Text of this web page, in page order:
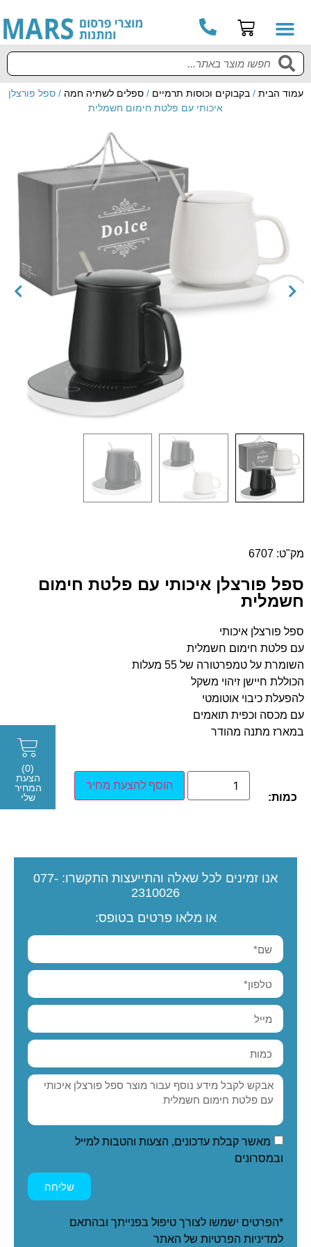
עמוד הבית /בקבוקים וכוסות תרמיים /ספלים לשתיה חמה / ספל פורצלן
איכותי עם פלטת חימום חשמלית
מק"ט: 6707
ספל פורצלן איכותי עם פלטת חימום
חשמלית
ספל פורצלן איכותי
עם פלטת חימום חשמלית
השומרת על טמפרטורה של 55 מעלות
הכוללת חיישן זיהוי משקל
להפעלת כיבוי אוטומטי
עם מכסה וכפית תואמים
במארז מתנה מהודר
כמות:
הוסף להצעת מחיר
אנו זמינים לכל שאלה והתייעצות התקשרו: 077-
2310026
או מלאו פרטים בטופס:
מאשר קבלת עדכונים, הצעות והטבות למייל
ובמסרונים
שליחה
*הפרטים ישמשו לצורך טיפול בפנייתך ובהתאם
למדיניות הפרטיות של האתר
(0)
הצעת
המחיר
שלי